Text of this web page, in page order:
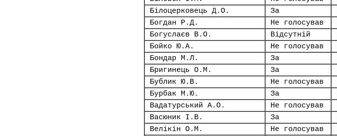
Білоцерковець Д.О.
За
Богдан Р.Д.
Не голосував
Богуслаєв В.О.
Відсутній
Бойко Ю.А.
Не голосував
Бондар М.Л.
За
Бригинець О.М.
За
Бублик Ю.В.
Не голосував
Бурбак М.Ю.
За
Вадатурський А.О.
Не голосував
Васюник І.В.
За
Велікін О.М.
Не голосував